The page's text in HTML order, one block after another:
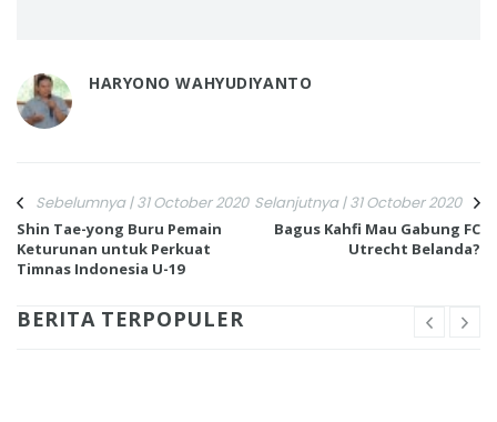
HARYONO WAHYUDIYANTO
Sebelumnya | 31 October 2020
Shin Tae-yong Buru Pemain
Keturunan untuk Perkuat
Timnas Indonesia U-19
Selanjutnya | 31 October 2020
Bagus Kahfi Mau Gabung FC
Utrecht Belanda?
BERITA TERPOPULER